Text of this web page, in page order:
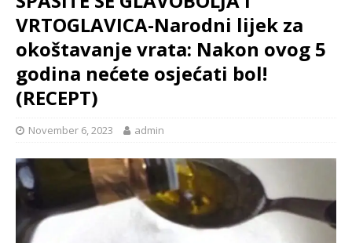
VRTOGLAVICA-Narodni lijek za
okoštavanje vrata: Nakon ovog 5
godina nećete osjećati bol!
(RECEPT)
November 6, 2023 admin